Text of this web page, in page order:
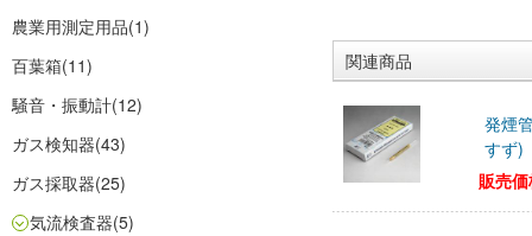
農業用測定用品(1)
百葉箱(11)
騒音・振動計(12)
ガス検知器(43)
ガス採取器(25)
気流検査器(5)
関連商品
発煙
すず)
販売